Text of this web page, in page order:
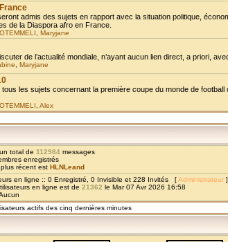
admis des sujets en rapport avec la situation politique,
de la Diaspora afro en France.
Maryjane
de l’actualité mondiale, n’ayant aucun lien direct, a priori,
Maryjane
les sujets concernant la première coupe du monde de
Alex
total de 112984 messages
enregistrés
récent est HLNLeand
en ligne :: 0 Enregistré, 0 Invisible et 228 Invités [Administrateur
en ligne est de 21362 le Mar 07 Avr 2026 16:58
actifs des cinq dernières minutes